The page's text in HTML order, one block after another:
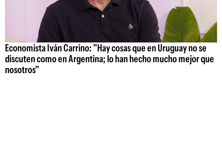
Economista Iván Carrino: "Hay cosas que en Uruguay no se
discuten como en Argentina; lo han hecho mucho mejor que
nosotros"